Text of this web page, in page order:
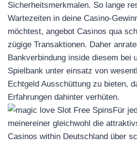
Sicherheitsmerkmalen. So lange
Wartezeiten in deine Casino-
möchtest, angebot Casinos qua
zügige Transaktionen. Daher
Bankverbindung inside diesem bei
Spielbank unter einsatz von
Echtgeld Ausschüttung zu bieten,
Erfahrungen dahinter verhüten.
Für
meinereiner gleichwohl die
Casinos within Deutschland über